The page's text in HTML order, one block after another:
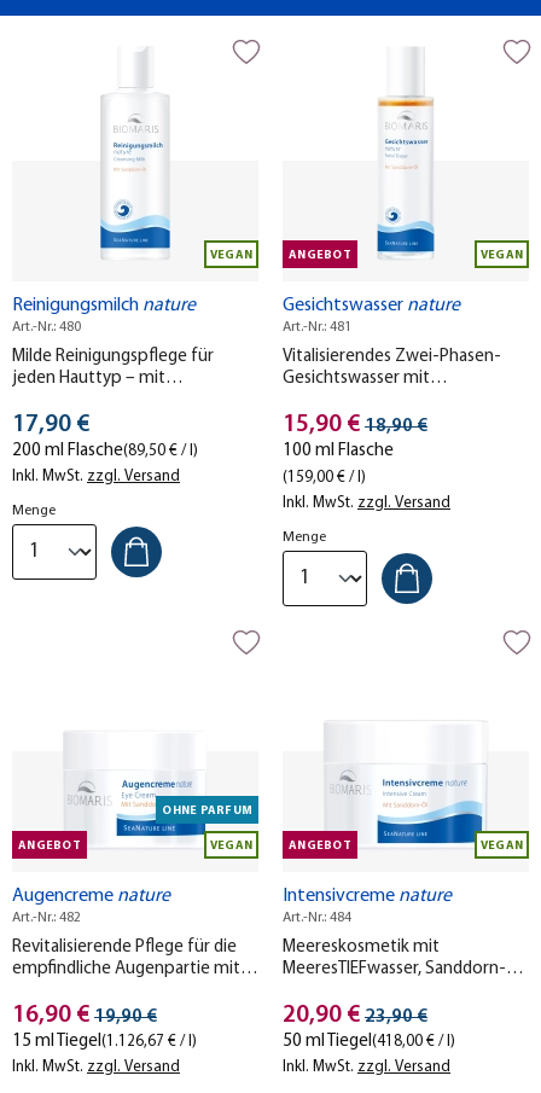
VEGAN
Reinigungsmilch nature
Art.-Nr.: 480
Milde Reinigungspflege für
jeden Hauttyp – mit
vitaminreichem Sanddorn-Öl.
Stückpreis
17,90 €
200 ml Flasche(89,50 € / l)
Inkl. MwSt. zzgl. Versand
Menge
ANGEBOT VEGAN
Gesichtswasser nature
Art.-Nr.: 481
Vitalisierendes Zwei-Phasen-
Gesichtswasser mit
pflegendem Sanddorn-Öl – für
jeden Hauttyp geeignet.
Stückpreis
15,90 € Streichpreis
18,90 €
100 ml Flasche
(159,00 € / l)
Inkl. MwSt. zzgl. Versand
Menge
ANGEBOT
OHNE PARFUM
VEGAN
Augencreme nature
Art.-Nr.: 482
Revitalisierende Pflege für die
empfindliche Augenpartie mit
pflegendem Sanddorn-Öl.
Stückpreis
16,90 € Streichpreis
19,90 €
15 ml Tiegel(1.126,67 € / l)
Inkl. MwSt. zzgl. Versand
ANGEBOT VEGAN
Intensivcreme nature
Art.-Nr.: 484
Meereskosmetik mit
MeeresTIEFwasser, Sanddorn-Öl
Anteil an pflegender Shea-
Butter.
Stückpreis
20,90 € Streichpreis
23,90 €
50 ml Tiegel(418,00 € / l)
Inkl. MwSt. zzgl. Versand